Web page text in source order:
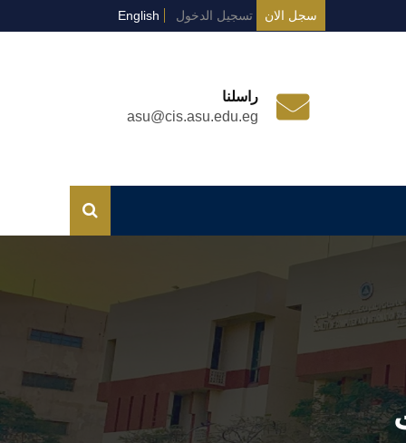
سجل الان تسجيل الدخول English
راسلنا
asu@cis.asu.edu.eg